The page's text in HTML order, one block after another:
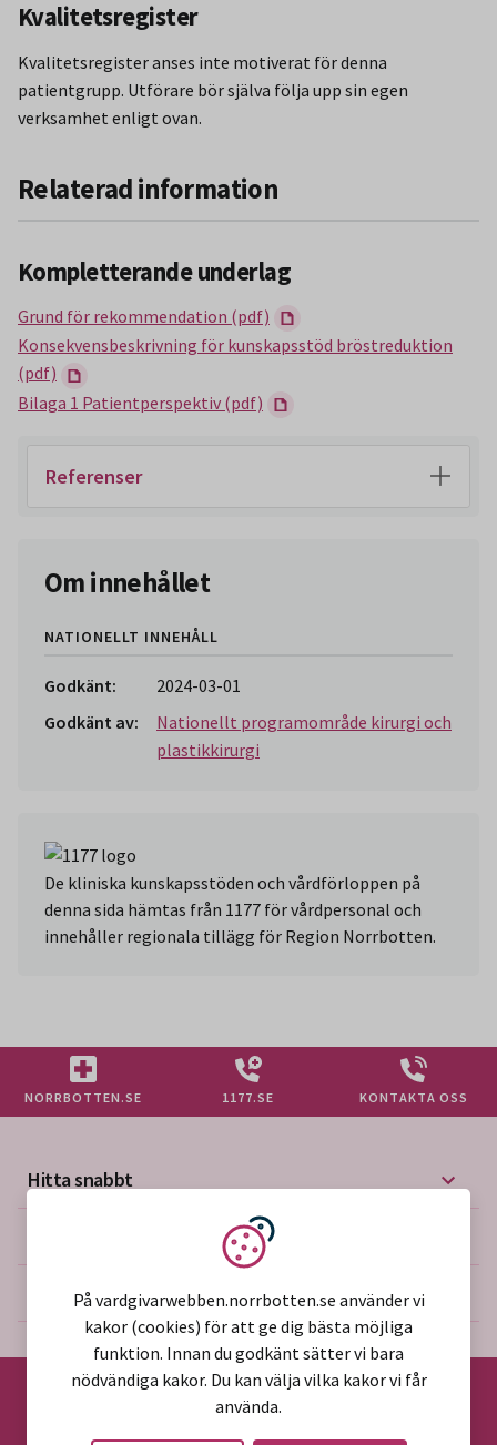
Kvalitetsregister
Kvalitetsregister anses inte motiverat för denna
patientgrupp. Utförare bör själva följa upp sin egen
verksamhet enligt ovan.
Relaterad information
Kompletterande underlag
Grund för rekommendation (pdf)
Konsekvensbeskrivning för kunskapsstöd bröstreduktion
(pdf)
Bilaga 1 Patientperspektiv (pdf)
Referenser
Om innehållet
NATIONELLT INNEHÅLL
Godkänt:
2024-03-01
Godkänt av:
Nationellt programområde kirurgi och
plastikkirurgi
De kliniska kunskapsstöden och vårdförloppen på
denna sida hämtas från 1177 för vårdpersonal och
innehåller regionala tillägg för Region Norrbotten.
NORRBOTTEN.SE 1177.SE KONTAKTA OSS
Hitta snabbt
Mer på vårdgivarwebben
Om webbplatsen
Vi använder kakor
På vardgivarwebben.norrbotten.se använder vi
kakor (cookies) för att ge dig bästa möjliga
funktion. Innan du godkänt sätter vi bara
nödvändiga kakor. Du kan välja vilka kakor vi får
använda.